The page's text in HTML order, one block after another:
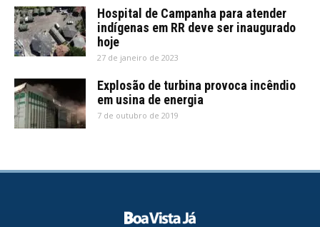
Hospital de Campanha para atender
indígenas em RR deve ser inaugurado
hoje
27 de janeiro de 2023
Explosão de turbina provoca incêndio
em usina de energia
7 de outubro de 2019